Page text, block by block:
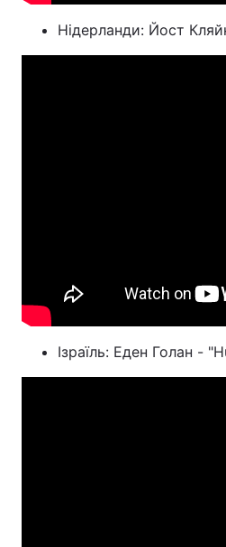
Нідерланди: Йост
Ізраїль: Еден Голан -